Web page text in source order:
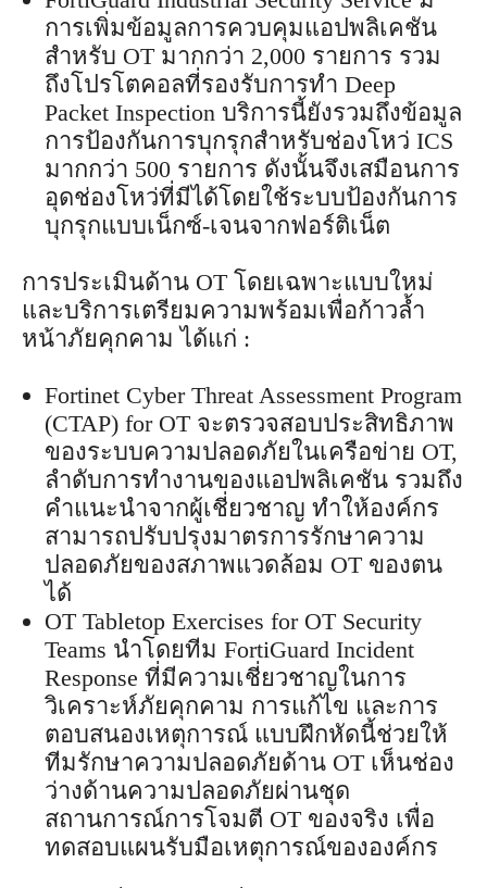
การเพิ่มข้อมูลการควบคุมแอปพลิเคชัน
สำหรับ OT มากกว่า 2,000 รายการ รวม
ถึงโปรโตคอลที่รองรับการทำ Deep
Packet Inspection บริการนี้ยังรวมถึงข้อมูล
การป้องกันการบุกรุกสำหรับช่องโหว่ ICS
มากกว่า 500 รายการ ดังนั้นจึงเสมือนการ
อุดช่องโหว่ที่มีได้โดยใช้ระบบป้องกันการ
บุกรุกแบบเน็กซ์-เจนจากฟอร์ติเน็ต
การประเมินด้าน OT โดยเฉพาะแบบใหม่
และบริการเตรียมความพร้อมเพื่อก้าวล้ำ
หน้าภัยคุกคาม ได้แก่ :
Fortinet Cyber Threat Assessment Program
(CTAP) for OT จะตรวจสอบประสิทธิภาพ
ของระบบความปลอดภัยในเครือข่าย OT,
ลำดับการทำงานของแอปพลิเคชัน รวมถึง
คำแนะนำจากผู้เชี่ยวชาญ ทำให้องค์กร
สามารถปรับปรุงมาตรการรักษาความ
ปลอดภัยของสภาพแวดล้อม OT ของตน
ได้
OT Tabletop Exercises for OT Security
Teams นำโดยทีม FortiGuard Incident
Response ที่มีความเชี่ยวชาญในการ
วิเคราะห์ภัยคุกคาม การแก้ไข และการ
ตอบสนองเหตุการณ์ แบบฝึกหัดนี้ช่วยให้
ทีมรักษาความปลอดภัยด้าน OT เห็นช่อง
ว่างด้านความปลอดภัยผ่านชุด
สถานการณ์การโจมตี OT ของจริง เพื่อ
ทดสอบแผนรับมือเหตุการณ์ขององค์กร